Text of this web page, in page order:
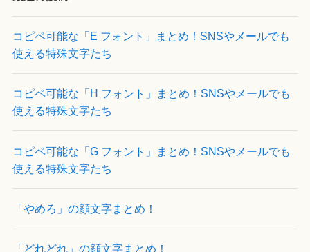
コピペ可能な「E フォント」まとめ！SNSやメールでも
使える特殊文字たち
コピペ可能な「H フォント」まとめ！SNSやメールでも
使える特殊文字たち
コピペ可能な「G フォント」まとめ！SNSやメールでも
使える特殊文字たち
「やめろ」の顔文字まとめ！
「どれどれ」の顔文字まとめ！